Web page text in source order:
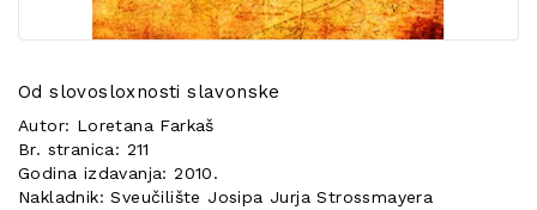
Od slovosloxnosti slavonske
Autor: Loretana Farkaš
Br. stranica: 211
Godina izdavanja: 2010.
Nakladnik: Sveučilište Josipa Jurja Strossmayera